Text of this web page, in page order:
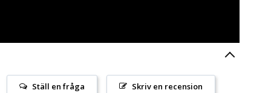
Skriv en recension
Ställ en fråga